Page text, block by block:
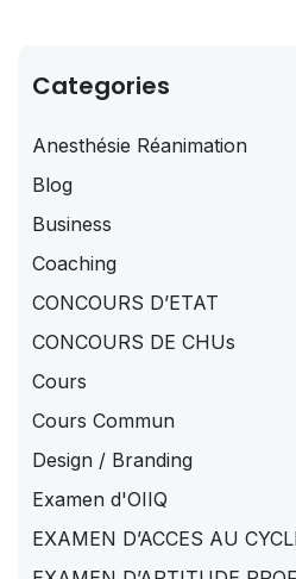
Categories
Anesthésie Réanimation
Blog
Business
Coaching
CONCOURS D’ETAT
CONCOURS DE CHUs
Cours
Cours Commun
Design / Branding
Examen d'OIIQ
EXAMEN D’ACCES AU